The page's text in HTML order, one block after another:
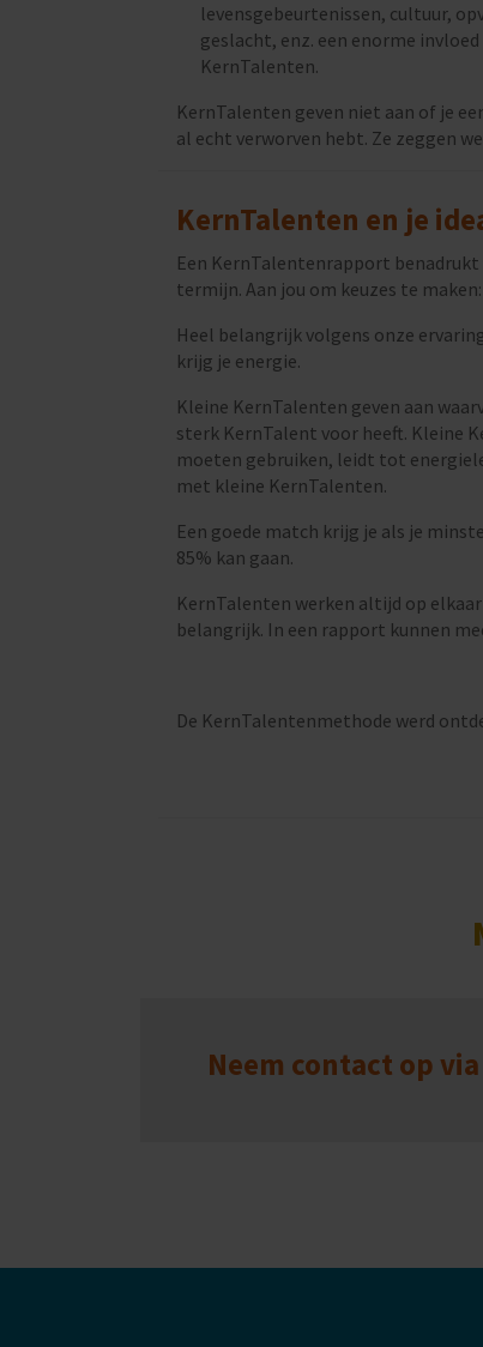
levensgebeurtenissen, cultuur,
geslacht, enz. een enorme
KernTalenten.
KernTalenten geven niet aan of je
al echt verworven hebt. Ze zeggen
KernTalenten en je
Een KernTalentenrapport benadrukt
termijn. Aan jou om keuzes te
Heel belangrijk volgens onze
krijg je energie.
Kleine KernTalenten geven aan
sterk KernTalent voor heeft. Kleine
moeten gebruiken, leidt tot
met kleine KernTalenten.
Een goede match krijg je als je
85% kan gaan.
KernTalenten werken altijd op
belangrijk. In een rapport kunnen
De KernTalentenmethode werd
Neem contact op